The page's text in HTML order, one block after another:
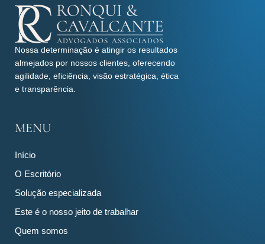
Nossa determinação é atingir os resultados
almejados por nossos clientes, oferecendo
agilidade, eficiência, visão estratégica, ética
e transparência.
MENU
Início
O Escritório
Solução especializada
Este é o nosso jeito de trabalhar
Quem somos